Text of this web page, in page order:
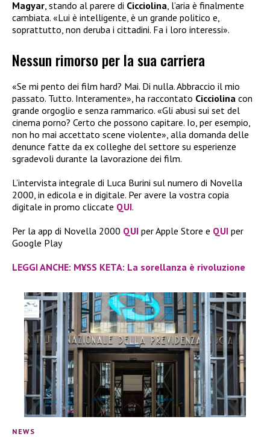
Magyar, stando al parere di Cicciolina, l’aria è finalmente
cambiata. «Lui è intelligente, è un grande politico e,
soprattutto, non deruba i cittadini. Fa i loro interessi».
Nessun rimorso per la sua carriera
«Se mi pento dei film hard? Mai. Di nulla. Abbraccio il mio
passato. Tutto. Interamente», ha raccontato Cicciolina con
grande orgoglio e senza rammarico. «Gli abusi sui set del
cinema porno? Certo che possono capitare. Io, per esempio,
non ho mai accettato scene violente», alla domanda delle
denunce fatte da ex colleghe del settore su esperienze
sgradevoli durante la lavorazione dei film.
L’intervista integrale di Luca Burini sul numero di Novella
2000, in edicola e in digitale. Per avere la vostra copia
digitale in promo cliccate QUI.
Per la app di Novella 2000 QUI per Apple Store e QUI per
Google Play
LEGGI ANCHE: M¥SS KETA: La sorellanza è rivoluzione
NEWS